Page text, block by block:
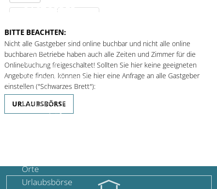
GASTGEBER
Wellnesshotels
Hotels
Pensionen
Ferienwohnungen
Ferienhäuser
exklusive Chalets
Bauernhöfe
Orte
Urlaubsbörse
BITTE BEACHTEN:
Nicht alle Gastgeber sind online buchbar und nicht alle online
buchbaren Betriebe haben auch alle Zeiten und Zimmer für die
Onlinebuchung freigeschaltet! Sollten Sie hier keine geeigneten
Angebote finden, können Sie hier eine Anfrage an alle Gastgeber
einstellen ("Schwarzes Brett"):
URLAUBSBÖRSE